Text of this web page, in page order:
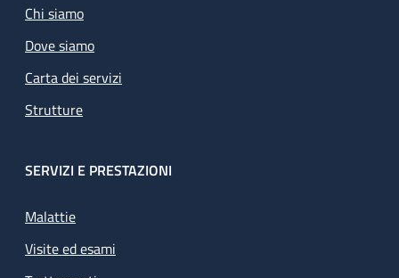
Chi siamo
Dove siamo
Carta dei servizi
Strutture
SERVIZI E PRESTAZIONI
Malattie
Visite ed esami